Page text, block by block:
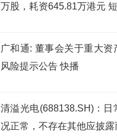
万股，耗资645.81万港元
广和通: 董事会关于重大资
风险提示公告 快播
清溢光电(688138.SH)：日
况正常，不存在其他应披